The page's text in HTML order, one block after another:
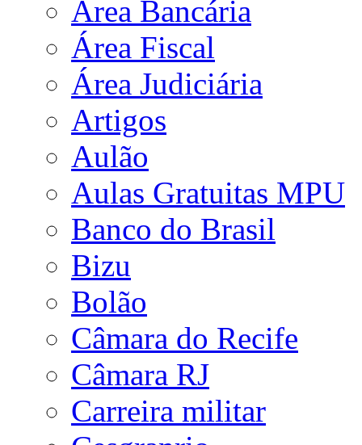
Área Bancária
Área Fiscal
Área Judiciária
Artigos
Aulão
Aulas Gratuitas MPU
Banco do Brasil
Bizu
Bolão
Câmara do Recife
Câmara RJ
Carreira militar